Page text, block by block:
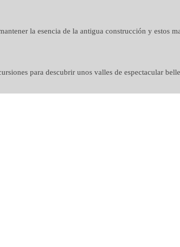
la esencia de la antigua construcción y estos
para descubrir unos valles de espectacular